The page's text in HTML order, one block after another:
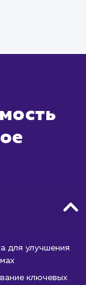
таких
вашего
нише,
могут
недель, но